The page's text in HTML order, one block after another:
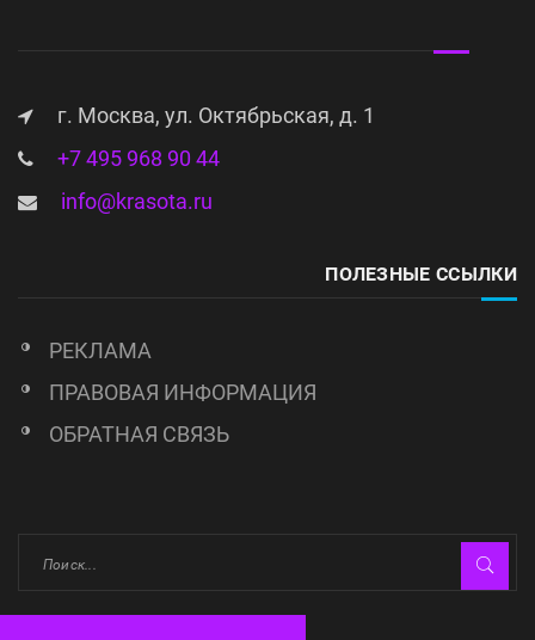
г. Москва, ул. Октябрьская, д. 1
+7 495 968 90 44
info@krasota.ru
ПОЛЕЗНЫЕ ССЫЛКИ
РЕКЛАМА
ПРАВОВАЯ ИНФОРМАЦИЯ
ОБРАТНАЯ СВЯЗЬ